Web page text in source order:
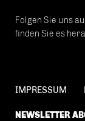
Folgen Sie uns
finden Sie es
IMPRESSUM
NEWSLETTER